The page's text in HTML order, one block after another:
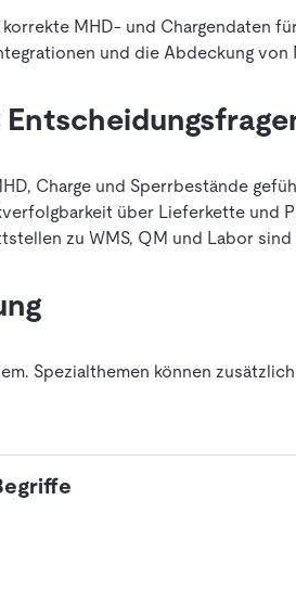
MHD- und Chargendaten
und die Abdeckung
Charge und Sperrbestände
über Lieferkette und
zu WMS, QM und Labor sind
Spezialthemen können